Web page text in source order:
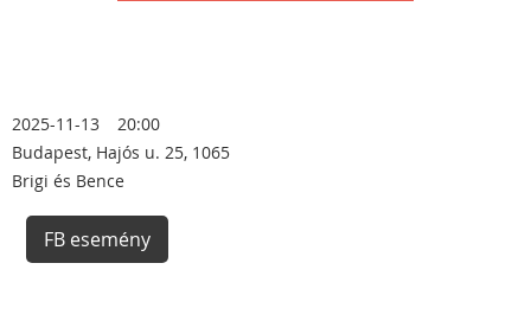
2025-11-13
20:00
Budapest, Hajós u. 25, 1065
Brigi és Bence
FB esemény